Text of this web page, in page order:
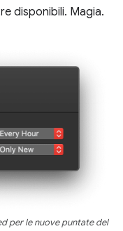
disponibili. Magia.
per le nuove puntate del